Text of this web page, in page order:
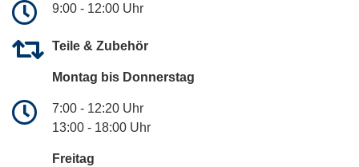
9:00 - 12:00 Uhr
Teile & Zubehör
Montag bis Donnerstag
7:00 - 12:20 Uhr
13:00 - 18:00 Uhr
Freitag